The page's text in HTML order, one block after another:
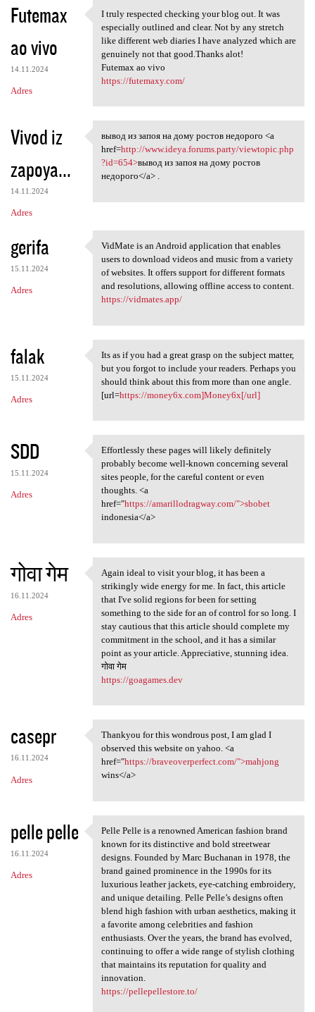
Futemax
ao vivo
14.11.2024
Adres
I truly respected checking
I truly respected checking your blog out. It was
especially outlined and clear. Not by any stretch
like different web diaries I have analyzed which are
genuinely not that good.Thanks alot!
Futemax ao vivo
https://futemaxy.com/
Vivod iz
zapoya...
14.11.2024
Adres
вывод из запоя на дому ростов
вывод из запоя на дому ростов недорого <a
href=http://www.ideya.forums.party/viewtopic.php
?id=654>вывод из запоя на дому ростов
недорого</a> .
gerifa
15.11.2024
Adres
VidMate is an Android
VidMate is an Android application that enables
users to download videos and music from a variety
of websites. It offers support for different formats
and resolutions, allowing offline access to content.
https://vidmates.app/
falak
15.11.2024
Adres
Its as if you had a great
Its as if you had a great grasp on the subject matter,
but you forgot to include your readers. Perhaps you
should think about this from more than one angle.
[url=https://money6x.com]Money6x[/url]
SDD
15.11.2024
Adres
Effortlessly these pages will
Effortlessly these pages will likely definitely
probably become well-known concerning several
sites people, for the careful content or even
thoughts. <a
href="https://amarillodragway.com/">sbobet
indonesia</a>
गोवा गेम
16.11.2024
Adres
Again ideal to visit your
Again ideal to visit your blog, it has been a
strikingly wide energy for me. In fact, this article
that I've solid regions for been for setting
something to the side for an of control for so long. I
stay cautious that this article should complete my
commitment in the school, and it has a similar
point as your article. Appreciative, stunning idea.
गोवा गेम
https://goagames.dev
casepr
16.11.2024
Adres
Thankyou for this wondrous
Thankyou for this wondrous post, I am glad I
observed this website on yahoo. <a
href="https://braveoverperfect.com/">mahjong
wins</a>
pelle pelle
16.11.2024
Adres
Pelle Pelle is a renowned
Pelle Pelle is a renowned American fashion brand
known for its distinctive and bold streetwear
designs. Founded by Marc Buchanan in 1978, the
brand gained prominence in the 1990s for its
luxurious leather jackets, eye-catching embroidery,
and unique detailing. Pelle Pelle’s designs often
blend high fashion with urban aesthetics, making it
a favorite among celebrities and fashion
enthusiasts. Over the years, the brand has evolved,
continuing to offer a wide range of stylish clothing
that maintains its reputation for quality and
innovation.
https://pellepellestore.to/